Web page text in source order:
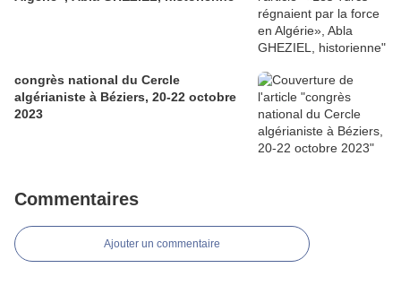
congrès national du Cercle
algérianiste à Béziers, 20-22 octobre
2023
Commentaires
Ajouter un commentaire